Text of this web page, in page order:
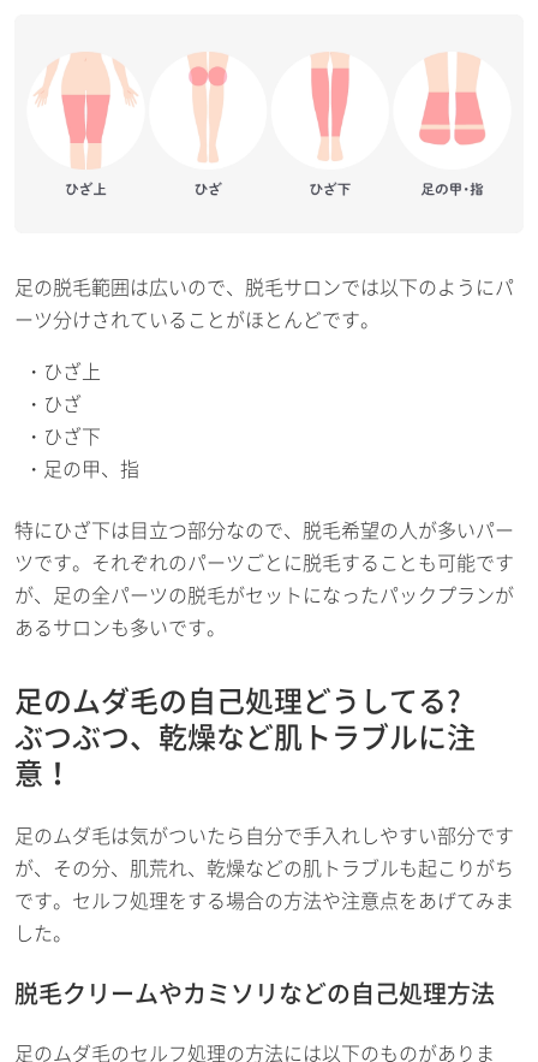
足の脱毛範囲は広いので、脱毛サロンでは以下のようにパ
ーツ分けされていることがほとんどです。
ひざ上
ひざ
ひざ下
足の甲、指
特にひざ下は目立つ部分なので、脱毛希望の人が多いパー
ツです。それぞれのパーツごとに脱毛することも可能です
が、足の全パーツの脱毛がセットになったパックプランが
あるサロンも多いです。
足のムダ毛の自己処理どうしてる?
ぶつぶつ、乾燥など肌トラブルに注
意！
足のムダ毛は気がついたら自分で手入れしやすい部分です
が、その分、肌荒れ、乾燥などの肌トラブルも起こりがち
です。セルフ処理をする場合の方法や注意点をあげてみま
した。
脱毛クリームやカミソリなどの自己処理方法
足のムダ毛のセルフ処理の方法には以下のものがありま